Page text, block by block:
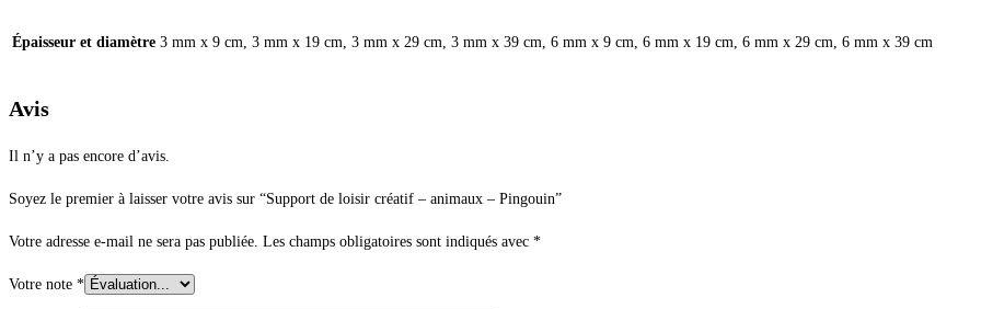
Épaisseur et diamètre 3 mm x 9 cm, 3 mm x 19 cm, 3 mm x 29 cm, 3 mm x 39 cm, 6 mm x 9 cm, 6 mm x 19 cm, 6 mm x 29 cm, 6 mm x 39 cm
Avis
Il n’y a pas encore d’avis.
Soyez le premier à laisser votre avis sur “Support de loisir créatif – animaux – Pingouin”
Votre adresse e-mail ne sera pas publiée. Les champs obligatoires sont indiqués avec *
Votre note *